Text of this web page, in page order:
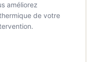
améliorez
de votre